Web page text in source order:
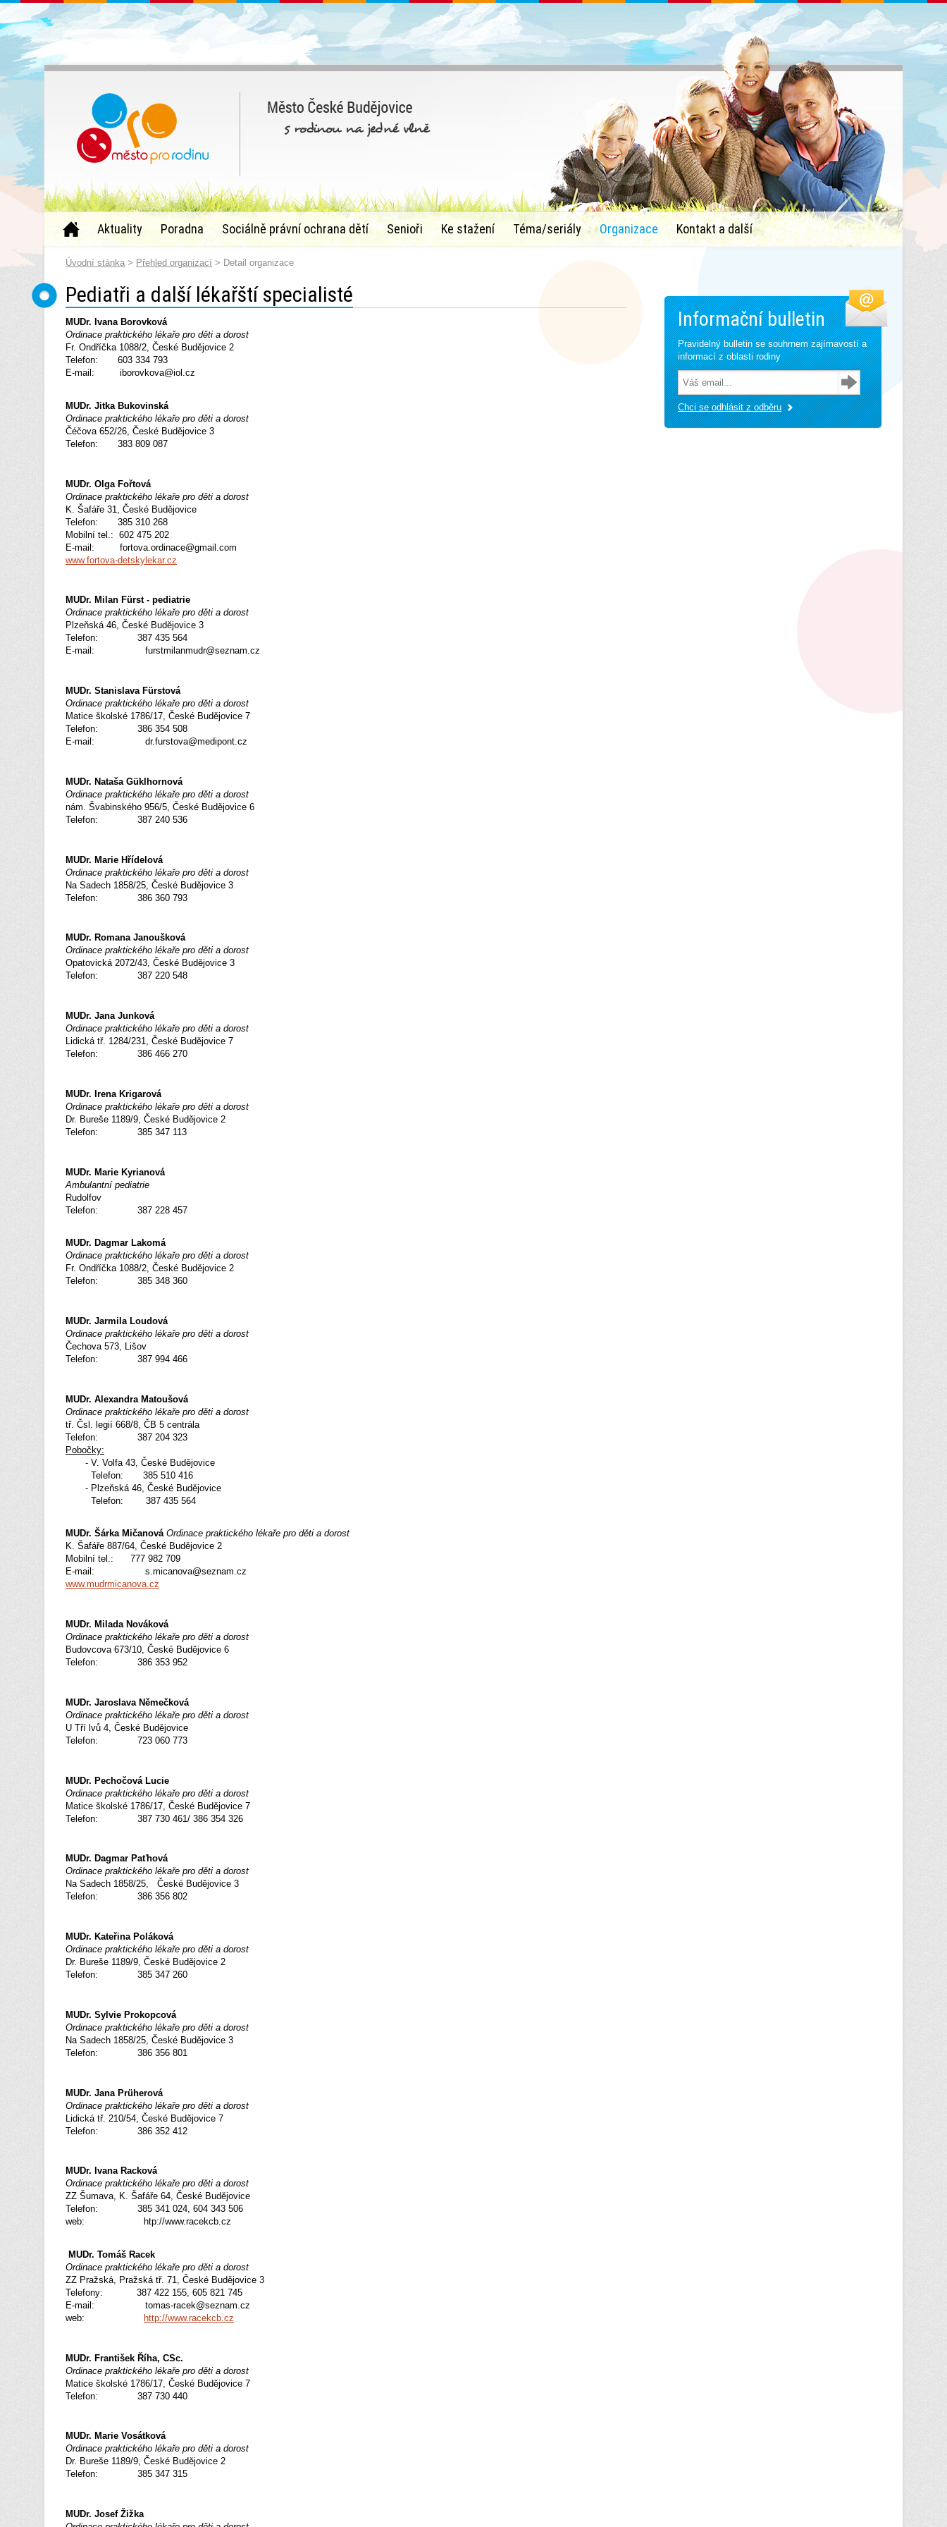
Aktuality Poradna Sociálně právní ochrana dětí Senioři Ke stažení Téma/seriály Organizace Kontakt a další
Úvodní stánka > Přehled organizací > Detail organizace
Pediatři a další lékařští specialisté
MUDr. Ivana Borovková
Ordinace praktického lékaře pro děti a dorost
Fr. Ondříčka 1088/2, České Budějovice 2
Telefon: 603 334 793
E-mail: iborovkova@iol.cz
MUDr. Jitka Bukovinská
Ordinace praktického lékaře pro děti a dorost
Čéčova 652/26, České Budějovice 3
Telefon: 383 809 087
MUDr. Olga Fořtová
Ordinace praktického lékaře pro děti a dorost
K. Šafáře 31, České Budějovice
Telefon: 385 310 268
Mobilní tel.: 602 475 202
E-mail: fortova.ordinace@gmail.com
www.fortova-detskylekar.cz
MUDr. Milan Fürst - pediatrie
Ordinace praktického lékaře pro děti a dorost
Plzeňská 46, České Budějovice 3
Telefon: 387 435 564
E-mail: furstmilanmudr@seznam.cz
MUDr. Stanislava Fürstová
Ordinace praktického lékaře pro děti a dorost
Matice školské 1786/17, České Budějovice 7
Telefon: 386 354 508
E-mail: dr.furstova@medipont.cz
MUDr. Nataša Güklhornová
Ordinace praktického lékaře pro děti a dorost
nám. Švabinského 956/5, České Budějovice 6
Telefon: 387 240 536
MUDr. Marie Hřídelová
Ordinace praktického lékaře pro děti a dorost
Na Sadech 1858/25, České Budějovice 3
Telefon: 386 360 793
MUDr. Romana Janoušková
Ordinace praktického lékaře pro děti a dorost
Opatovická 2072/43, České Budějovice 3
Telefon: 387 220 548
MUDr. Jana Junková
Ordinace praktického lékaře pro děti a dorost
Lidická tř. 1284/231, České Budějovice 7
Telefon: 386 466 270
MUDr. Irena Krigarová
Ordinace praktického lékaře pro děti a dorost
Dr. Bureše 1189/9, České Budějovice 2
Telefon: 385 347 113
MUDr. Marie Kyrianová
Ambulantní pediatrie
Rudolfov
Telefon: 387 228 457
MUDr. Dagmar Lakomá
Ordinace praktického lékaře pro děti a dorost
Fr. Ondříčka 1088/2, České Budějovice 2
Telefon: 385 348 360
MUDr. Jarmila Loudová
Ordinace praktického lékaře pro děti a dorost
Čechova 573, Lišov
Telefon: 387 994 466
MUDr. Alexandra Matoušová
Ordinace praktického lékaře pro děti a dorost
tř. Čsl. legií 668/8, ČB 5 centrála
Telefon: 387 204 323
Pobočky:
- V. Volfa 43, České Budějovice
Telefon: 385 510 416
- Plzeňská 46, České Budějovice
Telefon: 387 435 564
MUDr. Šárka Mičanová Ordinace praktického lékaře pro děti a dorost
K. Šafáře 887/64, České Budějovice 2
Mobilní tel.: 777 982 709
E-mail: s.micanova@seznam.cz
www.mudrmicanova.cz
MUDr. Milada Nováková
Ordinace praktického lékaře pro děti a dorost
Budovcova 673/10, České Budějovice 6
Telefon: 386 353 952
MUDr. Jaroslava Němečková
Ordinace praktického lékaře pro děti a dorost
U Tří lvů 4, České Budějovice
Telefon: 723 060 773
MUDr. Pechočová Lucie
Ordinace praktického lékaře pro děti a dorost
Matice školské 1786/17, České Budějovice 7
Telefon: 387 730 461/ 386 354 326
MUDr. Dagmar Paťhová
Ordinace praktického lékaře pro děti a dorost
Na Sadech 1858/25, České Budějovice 3
Telefon: 386 356 802
MUDr. Kateřina Poláková
Ordinace praktického lékaře pro děti a dorost
Dr. Bureše 1189/9, České Budějovice 2
Telefon: 385 347 260
MUDr. Sylvie Prokopcová
Ordinace praktického lékaře pro děti a dorost
Na Sadech 1858/25, České Budějovice 3
Telefon: 386 356 801
MUDr. Jana Prüherová
Ordinace praktického lékaře pro děti a dorost
Lidická tř. 210/54, České Budějovice 7
Telefon: 386 352 412
MUDr. Ivana Racková
Ordinace praktického lékaře pro děti a dorost
ZZ Šumava, K. Šafáře 64, České Budějovice
Telefon: 385 341 024, 604 343 506
web: htp://www.racekcb.cz
MUDr. Tomáš Racek
Ordinace praktického lékaře pro děti a dorost
ZZ Pražská, Pražská tř. 71, České Budějovice 3
Telefony: 387 422 155, 605 821 745
E-mail: tomas-racek@seznam.cz
web:
http://www.racekcb.cz
MUDr. František Říha, CSc.
Ordinace praktického lékaře pro děti a dorost
Matice školské 1786/17, České Budějovice 7
Telefon: 387 730 440
MUDr. Marie Vosátková
Ordinace praktického lékaře pro děti a dorost
Dr. Bureše 1189/9, České Budějovice 2
Telefon: 385 347 315
MUDr. Josef Žižka
Informační bulletin
Pravidelný bulletin se souhrnem zajímavostí a
informací z oblasti rodiny
Chci se odhlásit z odběru